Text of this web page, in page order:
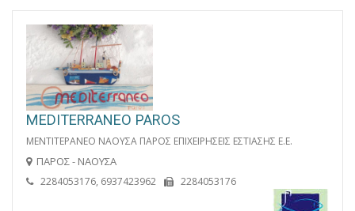
MEDITERRANEO PAROS
ΜΕΝΤΙΤΕΡΑΝΕΟ ΝΑΟΥΣΑ ΠΑΡΟΣ ΕΠΙΧΕΙΡΗΣΕΙΣ ΕΣΤΙΑΣΗΣ Ε.Ε.
ΠΑΡΟΣ - ΝΑΟΥΣΑ
2284053176, 6937423962 2284053176